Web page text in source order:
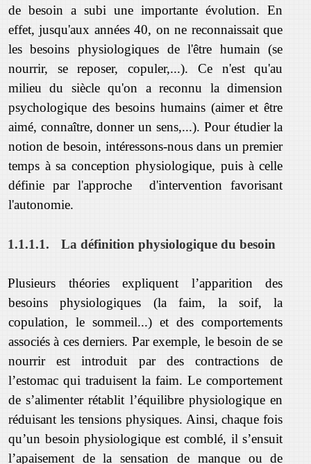
de besoin a subi une importante évolution. En
effet, jusqu'aux années 40, on ne reconnaissait que
les besoins physiologiques de l'être humain (se
nourrir, se reposer, copuler,...). Ce n'est qu'au
milieu du siècle qu'on a reconnu la dimension
psychologique des besoins humains (aimer et être
aimé, connaître, donner un sens,...). Pour étudier la
notion de besoin, intéressons-nous dans un premier
temps à sa conception physiologique, puis à celle
définie par l'approche d'intervention favorisant
l'autonomie.
1.1.1.1. La définition physiologique du besoin
Plusieurs théories expliquent l’apparition des
besoins physiologiques (la faim, la soif, la
copulation, le sommeil...) et des comportements
associés à ces derniers. Par exemple, le besoin de se
nourrir est introduit par des contractions de
l’estomac qui traduisent la faim. Le comportement
de s’alimenter rétablit l’équilibre physiologique en
réduisant les tensions physiques. Ainsi, chaque fois
qu’un besoin physiologique est comblé, il s’ensuit
l’apaisement de la sensation de manque ou de